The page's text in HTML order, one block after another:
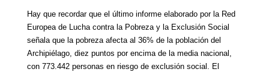
Hay que recordar que el último informe elaborado por la Red
Europea de Lucha contra la Pobreza y la Exclusión Social
señala que la pobreza afecta al 36% de la población del
Archipiélago, diez puntos por encima de la media nacional,
con 773.442 personas en riesgo de exclusión social. El